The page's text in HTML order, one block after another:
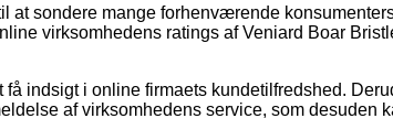
sondere mange forhenværende
virksomhedens ratings af Veniard Boar
indsigt i online firmaets kundetilfredshed.
af virksomhedens service, som desuden